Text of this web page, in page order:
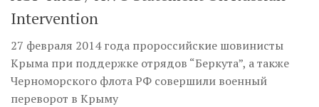
Intervention
27 февраля 2014 года пророссийские шовинисты
Крыма при поддержке отрядов “Беркута”, а также
Черноморского флота РФ совершили военный
переворот в Крыму